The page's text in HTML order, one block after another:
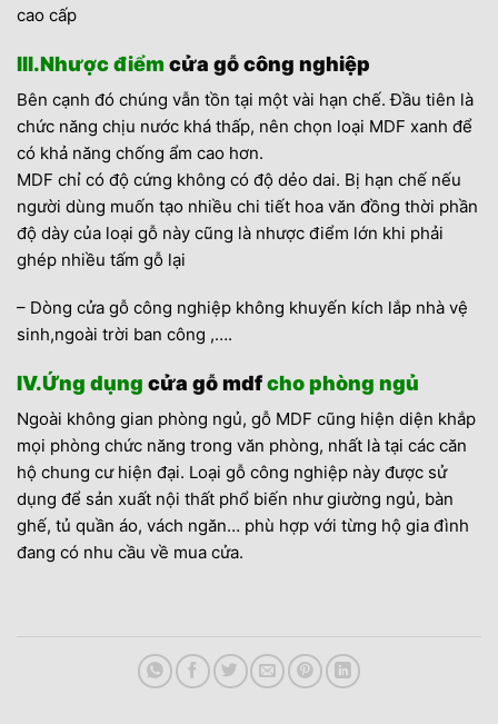
cao cấp
III.Nhược điểm cửa gỗ công nghiệp
Bên cạnh đó chúng vẫn tồn tại một vài hạn chế. Đầu tiên là
chức năng chịu nước khá thấp, nên chọn loại MDF xanh để
có khả năng chống ẩm cao hơn.
MDF chỉ có độ cứng không có độ dẻo dai. Bị hạn chế nếu
người dùng muốn tạo nhiều chi tiết hoa văn đồng thời phần
độ dày của loại gỗ này cũng là nhược điểm lớn khi phải
ghép nhiều tấm gỗ lại
– Dòng cửa gỗ công nghiệp không khuyến kích lắp nhà vệ
sinh,ngoài trời ban công ,….
IV.Ứng dụng cửa gỗ mdfcho phòng ngủ
Ngoài không gian phòng ngủ, gỗ MDF cũng hiện diện khắp
mọi phòng chức năng trong văn phòng, nhất là tại các căn
hộ chung cư hiện đại. Loại gỗ công nghiệp này được sử
dụng để sản xuất nội thất phổ biến như giường ngủ, bàn
ghế, tủ quần áo, vách ngăn… phù hợp với từng hộ gia đình
đang có nhu cầu về mua cửa.